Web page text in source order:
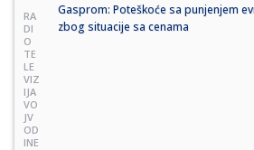
RA
DI
O
TE
LE
VIZ
IJA
VO
JV
OD
INE
Gasprom: Poteškoće sa punjenjem
zbog situacije sa cenama